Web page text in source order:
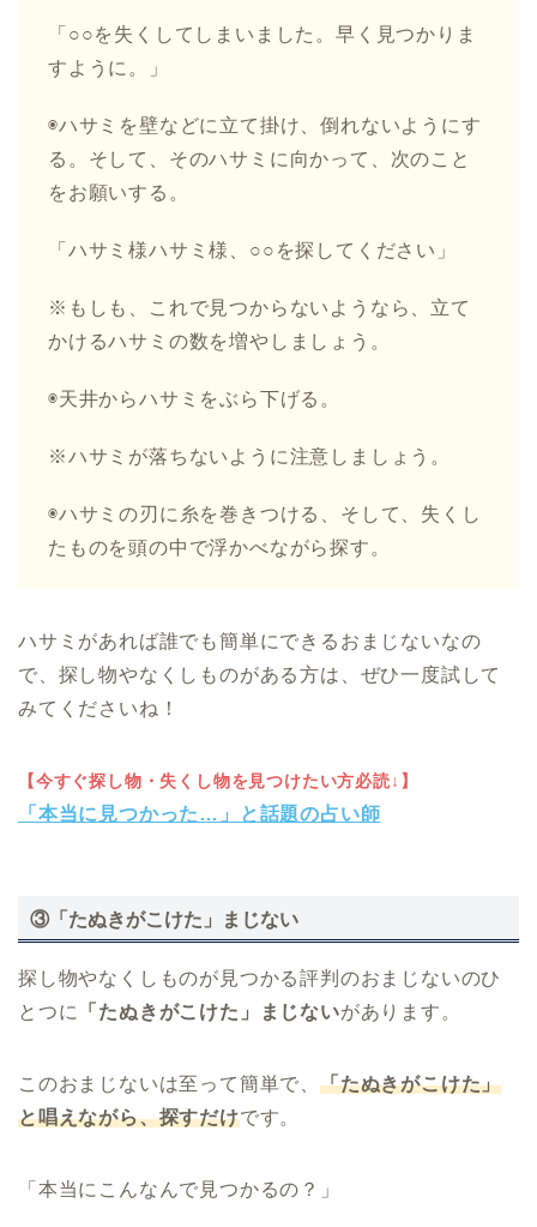
「○○を失くしてしまいました。早く見つかりま
すように。」
◉ハサミを壁などに立て掛け、倒れないようにす
る。そして、そのハサミに向かって、次のこと
をお願いする。
「ハサミ様ハサミ様、○○を探してください」
※もしも、これで見つからないようなら、立て
かけるハサミの数を増やしましょう。
◉天井からハサミをぶら下げる。
※ハサミが落ちないように注意しましょう。
◉ハサミの刃に糸を巻きつける、そして、失くし
たものを頭の中で浮かべながら探す。
ハサミがあれば誰でも簡単にできるおまじないなの
で、探し物やなくしものがある方は、ぜひ一度試して
みてくださいね！
【今すぐ探し物・失くし物を見つけたい方必読↓】
「本当に見つかった…」と話題の占い師
③「たぬきがこけた」まじない
探し物やなくしものが見つかる評判のおまじないのひ
とつに 「たぬきがこけた」まじないがあります。
このおまじないは至って簡単で、 「たぬきがこけた」
と唱えながら、探すだけです。
「本当にこんなんで見つかるの？」